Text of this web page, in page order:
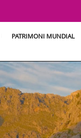
PATRIMONI MUNDIAL